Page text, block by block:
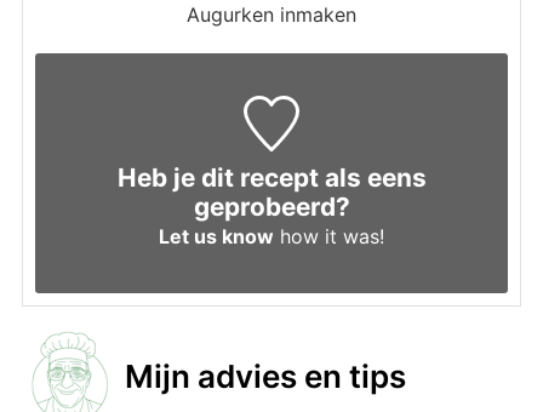
Augurken inmaken
Heb je dit recept als eens
geprobeerd?
Let us know how it was!
Mijn advies en tips